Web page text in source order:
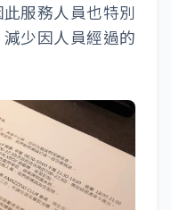
服務人員也特別
少因人員經過的